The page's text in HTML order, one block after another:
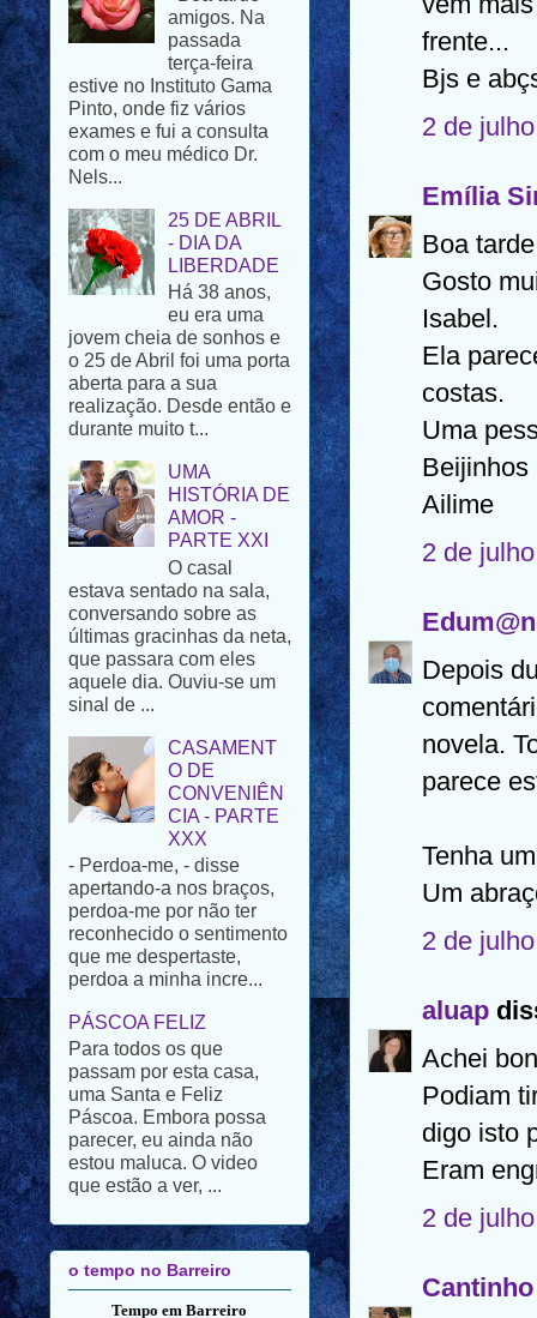
frente...
Bjs e
2 de
Emília
Boa
Gosto
Isabel.
Ela
costas.
Uma
Beijinhos
Ailime
2 de
Depois
novela.
parece
Tenha
Um
2 de
aluap
Achei
Podiam
digo isto
Eram
2 de
terça-feira
estive no Instituto Gama
Pinto, onde fiz vários
exames e fui a consulta
com o meu médico Dr.
Nels...
25 DE ABRIL
LIBERDADE
Há 38 anos,
eu era uma
jovem cheia de sonhos e
o 25 de Abril foi uma porta
aberta para a sua
realização. Desde então e
durante muito t...
UMA
HISTÓRIA DE
AMOR -
PARTE XXI
O casal
estava sentado na sala,
conversando sobre as
últimas gracinhas da neta,
que passara com eles
aquele dia. Ouviu-se um
sinal de ...
CASAMENT
CONVENIÊN
CIA - PARTE
XXX
- Perdoa-me, - disse
apertando-a nos braços,
perdoa-me por não ter
reconhecido o sentimento
que me despertaste,
perdoa a minha incre...
PÁSCOA FELIZ
Para todos os que
passam por esta casa,
uma Santa e Feliz
Páscoa. Embora possa
parecer, eu ainda não
estou maluca. O video
que estão a ver, ...
Tempo em Barreiro